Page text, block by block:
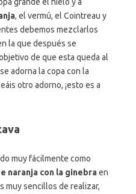
, el vermú, el Cointreau y
debemos mezclarlos
la que después se
de que esta queda al
adorna la copa con la
otro adorno, ¡esto es a
muy fácilmente como
naranja con la ginebraen
muy sencillos de realizar,